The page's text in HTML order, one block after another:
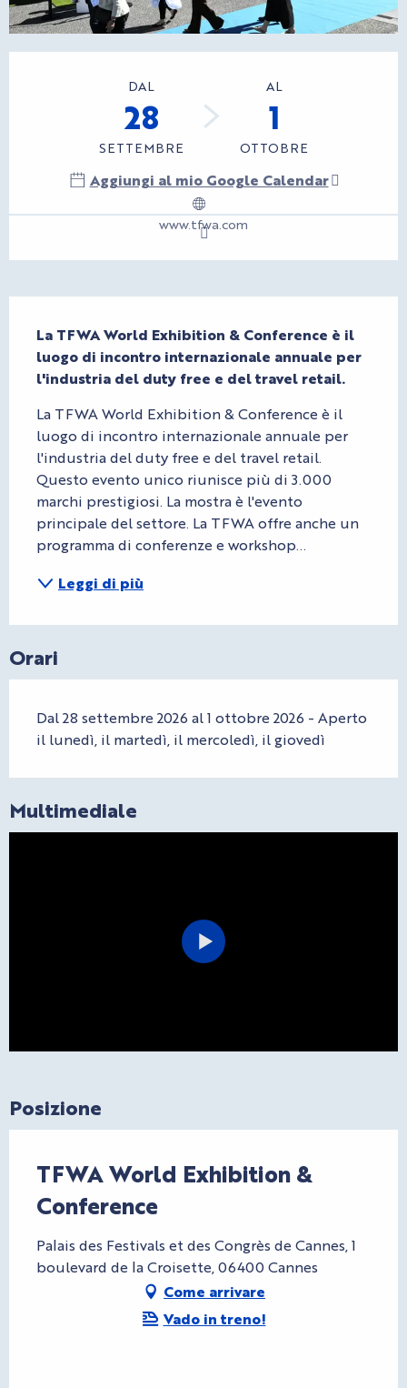
Orari e contatti
DAL
28
SETTEMBRE
AL
1
OTTOBRE
Aggiungi al mio Google Calendar
www.tfwa.com
La TFWA World Exhibition & Conference è il
luogo di incontro internazionale annuale per
l'industria del duty free e del travel retail.
La TFWA World Exhibition & Conference è il
luogo di incontro internazionale annuale per
l'industria del duty free e del travel retail.
Questo evento unico riunisce più di 3.000
marchi prestigiosi. La mostra è l'evento
principale del settore. La TFWA offre anche un
programma di conferenze e workshop...
Leggi di più
Orari
Dal 28 settembre 2026 al 1 ottobre 2026 - Aperto
il lunedì, il martedì, il mercoledì, il giovedì
Multimediale
Posizione
TFWA World Exhibition &
Conference
Palais des Festivals et des Congrès de Cannes, 1
boulevard de la Croisette, 06400 Cannes
Come arrivare
Vado in treno!